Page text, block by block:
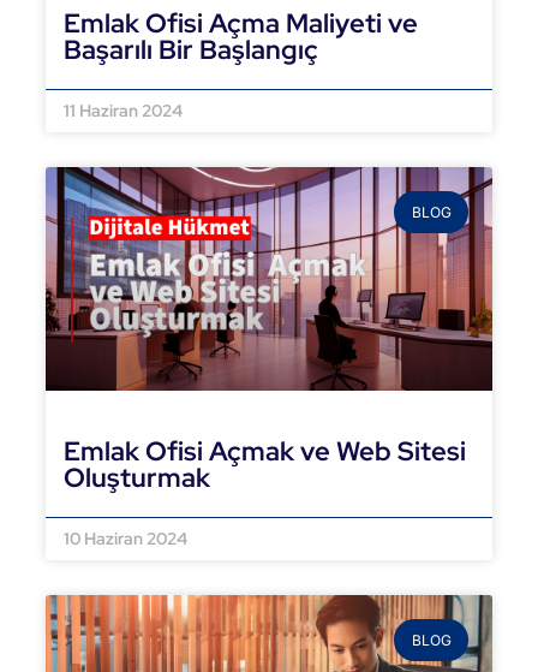
Emlak Ofisi Açma Maliyeti ve
Başarılı Bir Başlangıç
11 Haziran 2024
BLOG
Emlak Ofisi Açmak ve Web Sitesi
Oluşturmak
10 Haziran 2024
BLOG